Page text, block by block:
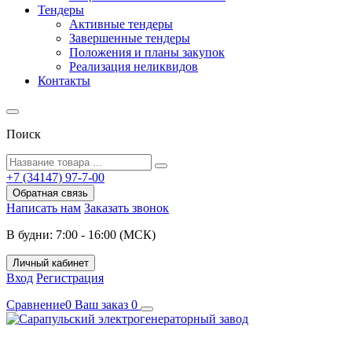
Тендеры
Активные тендеры
Завершенные тендеры
Положения и планы закупок
Реализация неликвидов
Контакты
Поиск
+7 (34147) 97-7-00
Обратная связь
Написать нам Заказать звонок
В будни: 7:00 - 16:00 (МСК)
Личный кабинет
Вход Регистрация
Сравнение0 Ваш заказ 0